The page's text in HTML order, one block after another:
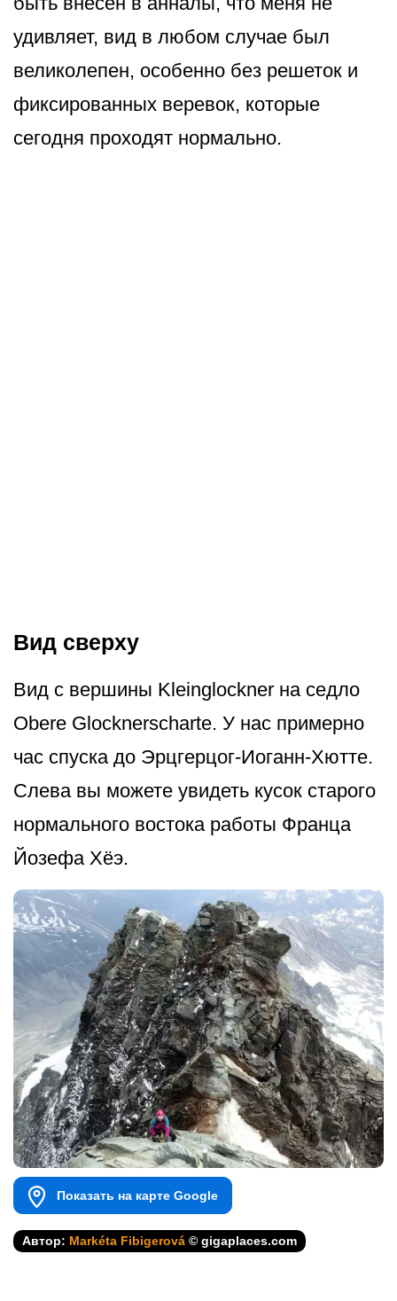
удивляет, вид в любом случае был
великолепен, особенно без решеток и
фиксированных веревок, которые
сегодня проходят нормально.
Вид сверху
Вид с вершины Kleinglockner на седло
Obere Glocknerscharte. У нас примерно
час спуска до Эрцгерцог-Иоганн-Хютте.
Слева вы можете увидеть кусок старого
нормального востока работы Франца
Йозефа Хёэ.
Показать на карте Google
Автор: Markéta Fibigerová © gigaplaces.com